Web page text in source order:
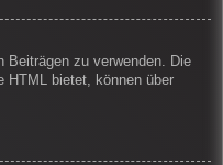
Beiträgen zu verwenden. Die
HTML bietet, können über